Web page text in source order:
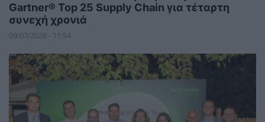
Gartner® Top 25 Supply Chain για τέταρτη
συνεχή χρονιά
09/07/2026 - 11:54